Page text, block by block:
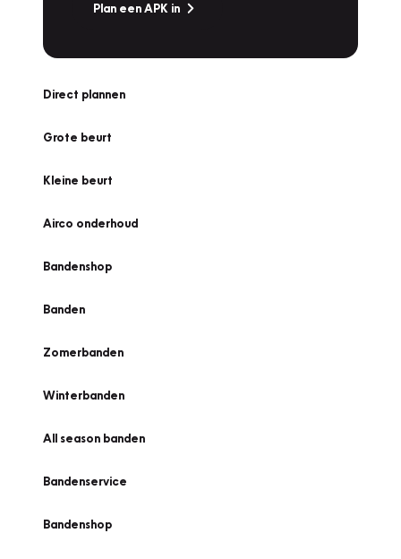
Plan een APK in
Direct plannen
Grote beurt
Kleine beurt
Airco onderhoud
Bandenshop
Banden
Zomerbanden
Winterbanden
All season banden
Bandenservice
Bandenshop